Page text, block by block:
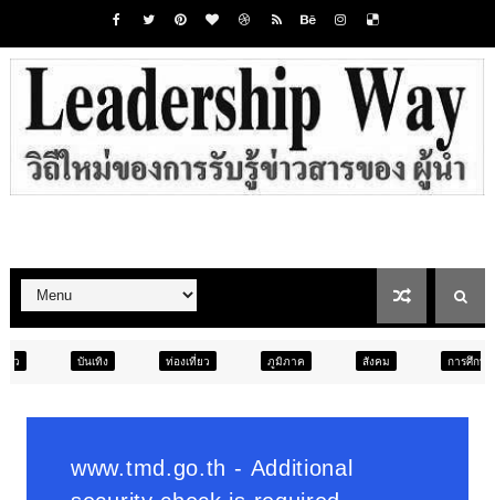
ท่องเที่ยว ภูมิภาค การศึกษา สังคม